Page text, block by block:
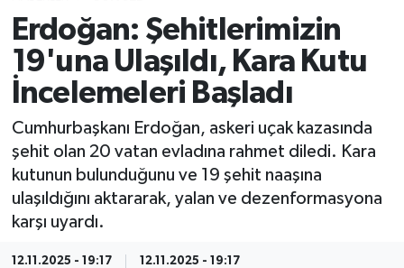
Erdoğan: Şehitlerimizin
19'una Ulaşıldı, Kara Kutu
İncelemeleri Başladı
Cumhurbaşkanı Erdoğan, askeri uçak kazasında
şehit olan 20 vatan evladına rahmet diledi. Kara
kutunun bulunduğunu ve 19 şehit naaşına
ulaşıldığını aktararak, yalan ve dezenformasyona
karşı uyardı.
12.11.2025 - 19:17 12.11.2025 - 19:17
GÜNCEL
KÜLTÜR
MAGAZİN
ÖZEL HABER
RESMİ İLANLAR
SAĞLIK
Son Dakika Haberleri
Haber Arşivi